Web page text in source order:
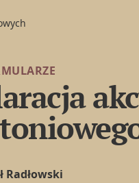
Radłowski